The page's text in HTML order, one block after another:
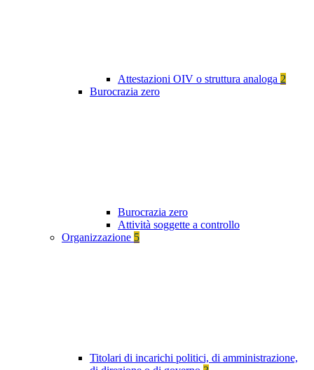
Attestazioni OIV o struttura analoga 2
Burocrazia zero
Burocrazia zero
Attività soggette a controllo
Organizzazione 5
Titolari di incarichi politici, di amministrazione,